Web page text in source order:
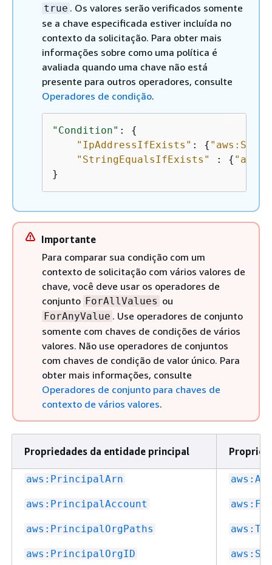
true . Os valores serão verificados somente
se a chave especificada estiver incluída no
contexto da solicitação. Para obter mais
informações sobre como uma política é
avaliada quando uma chave não está
presente para outros operadores, consulte
Operadores de condição.
"Condition" : {
"IpAddressIfExists" : {
"StringEqualsIfExists"
: {
}
Importante
Para comparar sua condição com um
contexto de solicitação com vários valores de
chave, você deve usar os operadores de
conjunto ForAllValues ou
ForAnyValue . Use operadores de conjunto
somente com chaves de condições de vários
valores. Não use operadores de conjuntos
com chaves de condição de valor único. Para
obter mais informações, consulte
Operadores de conjunto para chaves de
contexto de vários valores.
Propriedades da entidade principal
aws:PrincipalArn
aws:PrincipalAccount
aws:PrincipalOrgPaths
aws:PrincipalOrgID